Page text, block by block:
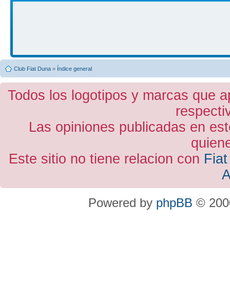
Club Fiat Duna » Índice general
Todos los logotipos y marcas que
Las opiniones publicadas en
Este sitio no tiene relacion con
Powered by phpBB ©